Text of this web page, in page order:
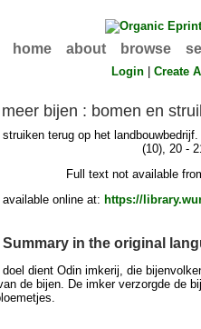
home about browse
Login |Create
bijen : bomen en
terug op het landbouwbedrijf.
(10), 20 -
Full text not available
available online at: https://
Summary in the original
dient Odin imkerij, die
de bijen. De imker verzorgde